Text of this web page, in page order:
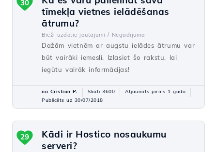
tīmekļa vietnes ielādēšanas
ātrumu?
Bieži uzdotie jautājumi / Negadījuma
Dažām vietnēm ar augstu ielādes ātrumu var
būt vairāki iemesli. Izlasiet šo rakstu, lai
iegūtu vairāk informācijas!
30
no Cristian P. Skati 3600
Atjaunots pirms 1 gada
Publicēts uz 30/07/2018
Kādi ir Hostico nosaukumu
serveri?
29